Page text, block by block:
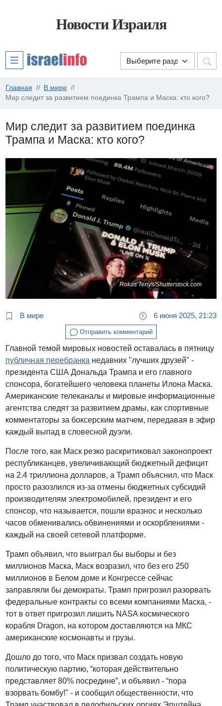
Новости Израиля
Главная
В мире
Мир следит за развитием поединка Трампа и Маска: кто кого?
Мир следит за развитием поединка
Трампа и Маска: кто кого?
Rokas Tenys/Shutterstock.com
В мире 6 июня 2025, 21:23
Отправить комментарий
Главной темой мировых новостей оставалась в пятницу
публичная перебранка недавних "лучших друзей" -
президента США Дональда Трампа и его главного
спонсора, богатейшего человека планеты Илона Маска.
Американские телеканалы и мировые информационные
агентства следят за развитием драмы, как спортивные
комментаторы за боксерским матчем, передавая в эфир
каждый выпад в словесной дуэли.
После того, как Маск резко раскритиковал законопроект
республиканцев, увеличивающий бюджетный дефицит
на 2.4 триллиона долларов, а Трамп объяснил, что Маск
просто разозлился из-за отмены бюджетных субсидий
производителям электромобилей, президент и его
спонсор, что называется, пошли вразнос и несколько
часов обменивались обвинениями и оскорблениями -
каждый на своей сетевой платформе.
Трамп объявил, что выиграл бы выборы и без
миллионов Маска, Маск возразил, что без его 250
миллионов в Белом доме и Конгрессе сейчас
заправляли бы демократы. Трамп пригрозил разорвать
федеральные контракты со всеми компаниями Маска, -
тот в ответ пригрозил лишить NASA космического
корабля Dragon, на котором доставляются на МКС
американские космонавты и грузы.
Дошло до того, что Маск призвал создать новую
политическую партию, “которая действительно
представляет 80% посредине”, и объявил - “пора
взорвать бомбу!" - и сообщил общественности, что